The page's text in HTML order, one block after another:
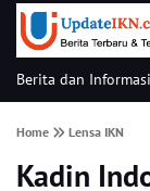
Berita dan
Home Lensa IKN
Kadin